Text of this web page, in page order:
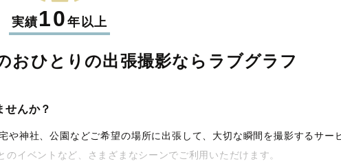
実績10年以上
おひとりの出張撮影なら ラブグラフ
せんか？
や神社、公園などご希望の場所に出張して、大切な瞬間を撮影するサー
イベントなど、さまざまなシーンでご利用いただけます。